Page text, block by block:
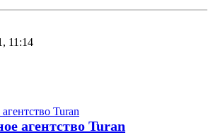
11:14
агентство Turan